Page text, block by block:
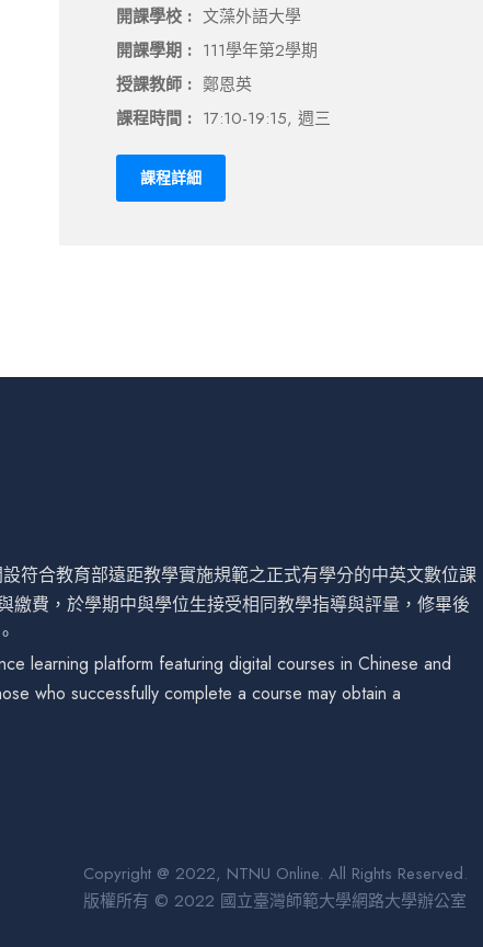
開課學校 : 文藻外語大學
開課學期 : 111學年第2學期
授課教師 : 鄭恩英
課程時間 : 17:10-19:15, 週三
課程詳細
符合教育部遠距教學實施規範之正式有學分的中英文數位課
費，於學期中與學位生接受相同教學指導與評量，修畢後
learning platform featuring digital courses in Chinese and
who successfully complete a course may obtain a
Copyright @ 2022, NTNU Online. All Rights Reserved.
版權所有 © 2022 國立臺灣師範大學網路大學辦公室